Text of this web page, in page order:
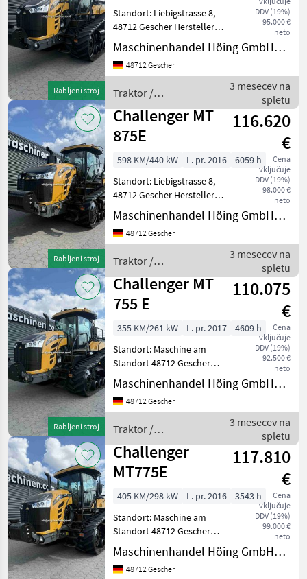
MARKETPLACE
Marketplace
Ponudbe
trgovcev
Mali
oglasi
Rabljeni stroj
DDV (19%)
95.000 €
neto
Standort: Liebigstrasse 8,
48712 Gescher Hersteller
Challenger Typ MT 775 E
Baujahr/Erstzulassung 2014
/ 23.03.2018
Betriebsstunden 3328
Motorle
Maschinenhandel Höing GmbH&Co.KG
48712 Gescher
Traktor /
Challenger
3 mesecev na
spletu
Rabljeni stroj
Challenger MT
875E
116.620
€
Cena
vključuje
DDV (19%)
98.000 €
neto
598 KM/440 kW L. pr. 2016
6059 h
Standort: Liebigstrasse 8,
48712 Gescher Hersteller
Challenger Typ MT 875E
Baujahr/Erstzulassung
07.06.2016 Betriebsstunden
440
Maschinenhandel Höing GmbH&Co.KG
48712 Gescher
Traktor /
Challenger
3 mesecev na
spletu
Rabljeni stroj
Challenger MT
755 E
110.075
€
Cena
vključuje
DDV (19%)
92.500 €
neto
355 KM/261 kW L. pr. 2017
4609 h
Standort: Maschine am
Standort 48712 Gescher
Hersteller Challenger Typ
MT 755 E Betriebsstunden
4609 Baujahr/Erstzulassung
KW / PS 261
Maschinenhandel Höing GmbH&Co.KG
48712 Gescher
Traktor /
Challenger
3 mesecev na
spletu
Challenger
MT775E
117.810
€
Cena
vključuje
DDV (19%)
99.000 €
neto
405 KM/298 kW L. pr. 2016
3543 h
Standort: Maschine am
Standort 48712 Gescher
Hersteller Challenger Typ
MT 775 E
Baujahr/Erstzulassung
Maschinenhandel Höing GmbH&Co.KG
48712 Gescher